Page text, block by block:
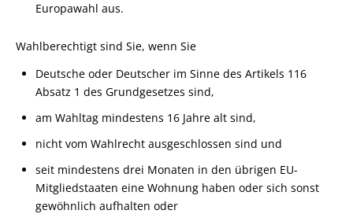
Europawahl aus.
Wahlberechtigt sind Sie, wenn Sie
Deutsche oder Deutscher im Sinne des Artikels 116
Absatz 1 des Grundgesetzes sind,
am Wahltag mindestens 16 Jahre alt sind,
nicht vom Wahlrecht ausgeschlossen sind und
seit mindestens drei Monaten in den übrigen EU-
Mitgliedstaaten eine Wohnung haben oder sich sonst
gewöhnlich aufhalten oder